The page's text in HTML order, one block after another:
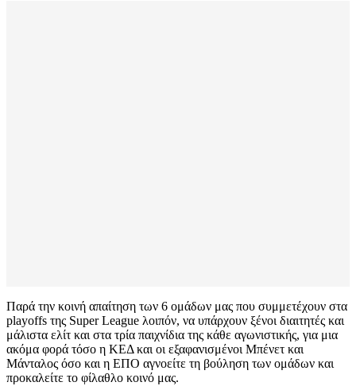
Παρά την κοινή απαίτηση των 6 ομάδων μας που συμμετέχουν στα
playoffs της Super League λοιπόν, να υπάρχουν ξένοι διαιτητές και
μάλιστα ελίτ και στα τρία παιχνίδια της κάθε αγωνιστικής, για μια
ακόμα φορά τόσο η ΚΕΔ και οι εξαφανισμένοι Μπένετ και
Μάνταλος όσο και η ΕΠΟ αγνοείτε τη βούληση των ομάδων και
προκαλείτε το φίλαθλο κοινό μας.